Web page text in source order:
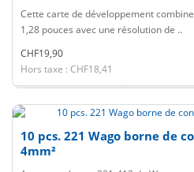
Cette carte de développement
1,28 pouces avec une résolution de ..
CHF19,90
Hors taxe : CHF18,41
10 pcs. 221 Wago borne de
4mm²